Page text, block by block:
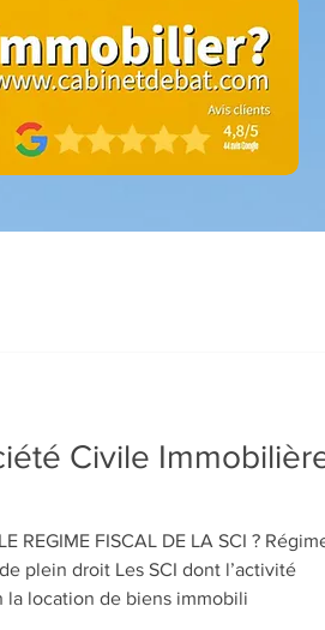
Civile
REGIME FISCAL DE LA SCI ? Régime
Les SCI dont l’activité
la location de biens immobili